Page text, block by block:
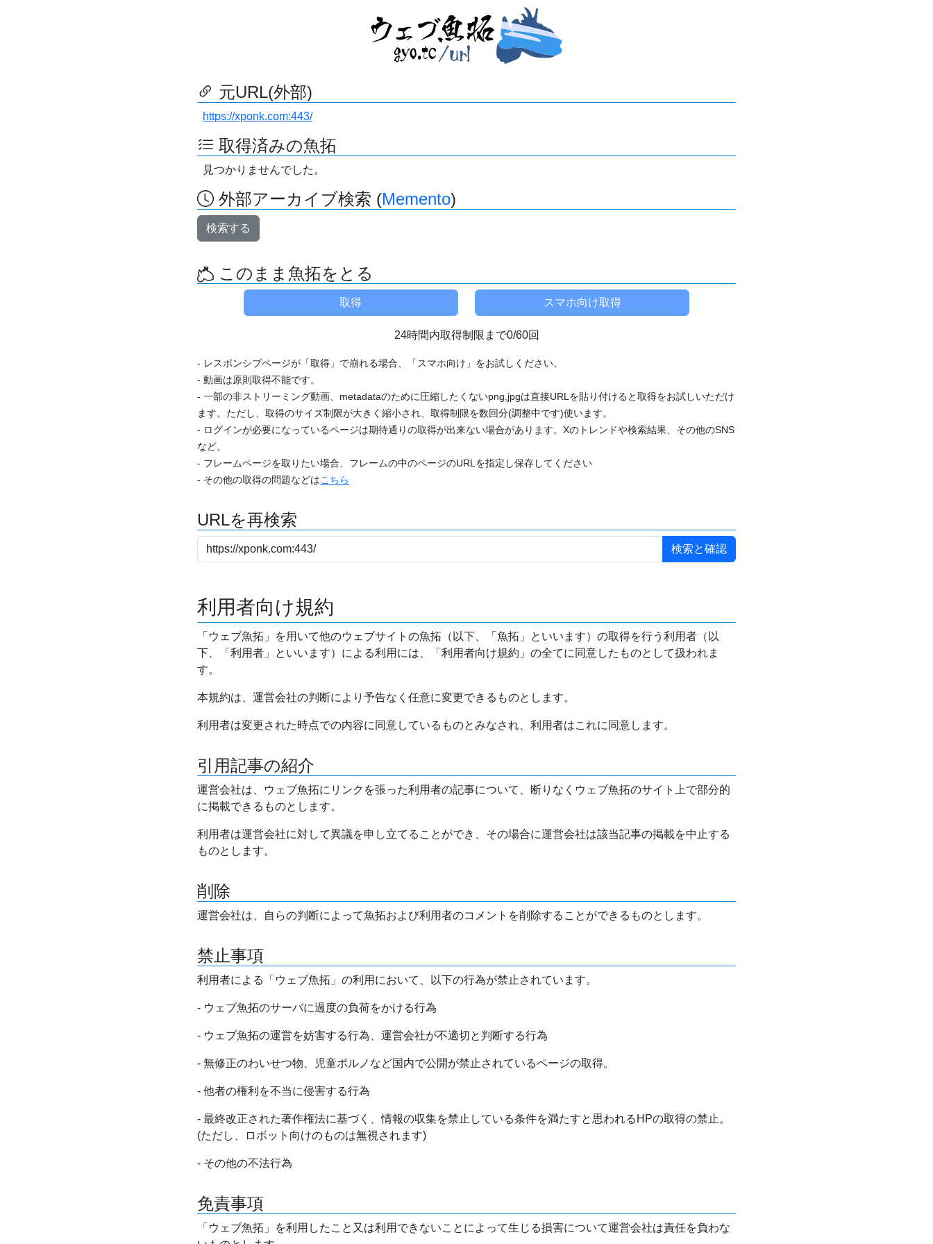
元URL(外部)
https://xponk.com:443/
取得済みの魚拓
見つかりませんでした。
外部アーカイブ検索 (Memento)
検索する
このまま魚拓をとる
24時間内取得制限まで0/60回
- レスポンシブページが「取得」で崩れる場合、「スマホ向け」をお試しください。
- 動画は原則取得不能です。
- 一部の非ストリーミング動画、metadataのために圧縮したくないpng,jpgは直接URLを貼り付けると取得をお試しいただけ
ます。ただし、取得のサイズ制限が大きく縮小され、取得制限を数回分(調整中です)使います。
- ログインが必要になっているページは期待通りの取得が出来ない場合があります。Xのトレンドや検索結果、その他のSNS
など。
- フレームページを取りたい場合、フレームの中のページのURLを指定し保存してください
- その他の取得の問題などはこちら
URLを再検索
利用者向け規約
「ウェブ魚拓」を用いて他のウェブサイトの魚拓（以下、「魚拓」といいます）の取得を行う利用者（以
下、「利用者」といいます）による利用には、「利用者向け規約」の全てに同意したものとして扱われま
す。
本規約は、運営会社の判断により予告なく任意に変更できるものとします。
利用者は変更された時点での内容に同意しているものとみなされ、利用者はこれに同意します。
引用記事の紹介
運営会社は、ウェブ魚拓にリンクを張った利用者の記事について、断りなくウェブ魚拓のサイト上で部分的
に掲載できるものとします。
利用者は運営会社に対して異議を申し立てることができ、その場合に運営会社は該当記事の掲載を中止する
ものとします。
削除
運営会社は、自らの判断によって魚拓および利用者のコメントを削除することができるものとします。
禁止事項
利用者による「ウェブ魚拓」の利用において、以下の行為が禁止されています。
- ウェブ魚拓のサーバに過度の負荷をかける行為
- ウェブ魚拓の運営を妨害する行為、運営会社が不適切と判断する行為
- 無修正のわいせつ物、児童ポルノなど国内で公開が禁止されているページの取得。
- 他者の権利を不当に侵害する行為
- 最終改正された著作権法に基づく、情報の収集を禁止している条件を満たすと思われるHPの取得の禁止。
(ただし、ロボット向けのものは無視されます)
- その他の不法行為
免責事項
「ウェブ魚拓」を利用したこと又は利用できないことによって生じる損害について運営会社は責任を負わな